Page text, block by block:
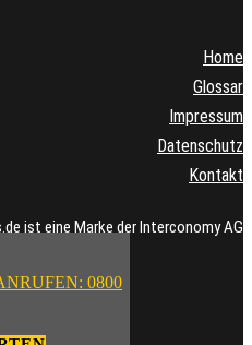
0800
Home
Glossar
Impressum
Datenschutz
Kontakt
ist eine Marke der Interconomy AG